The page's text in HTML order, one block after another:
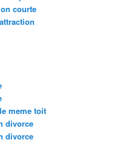
courte
meme toit
divorce
divorce